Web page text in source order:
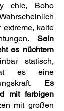
chic, Boho
kalte
Sein
es nüchtern
statisch,
es eine
Es
mit farbigen
mit großen